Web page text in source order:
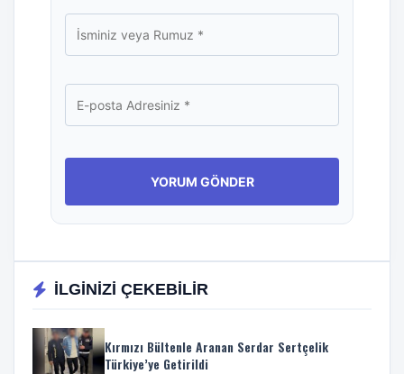
İLGİNİZİ ÇEKEBİLİR
Kırmızı Bültenle Aranan Serdar Sertçelik
Türkiye’ye Getirildi